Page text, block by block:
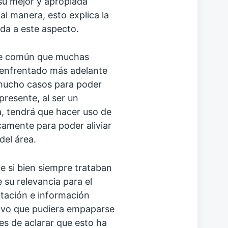
manera, esto explica la
a este aspecto.
común que muchas
más adelante
casos para poder
al ser un
tendrá que hacer uso de
para poder aliviar
área.
si bien siempre trataban
relevancia para el
e información
que pudiera empaparse
de aclarar que esto ha